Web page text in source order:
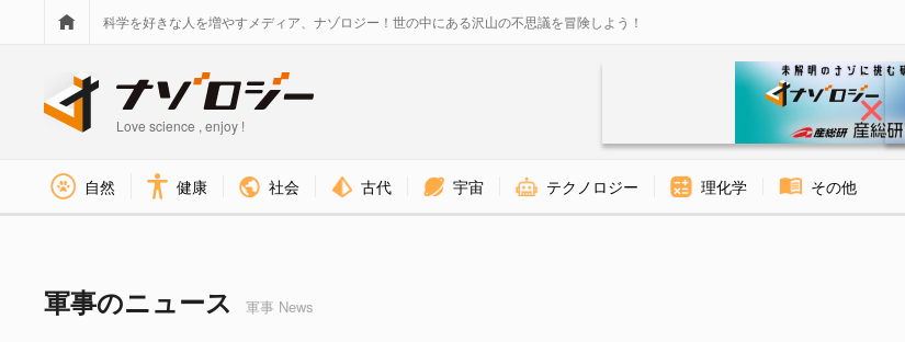
科学を好きな人を増やすメディア、ナゾロジー！世の中にある沢山の不思議を冒険しよう！
Love science , enjoy !
自然 健康 社会 古代 宇宙 テクノロジー 理化学 その他
軍事のニュース 軍事 News